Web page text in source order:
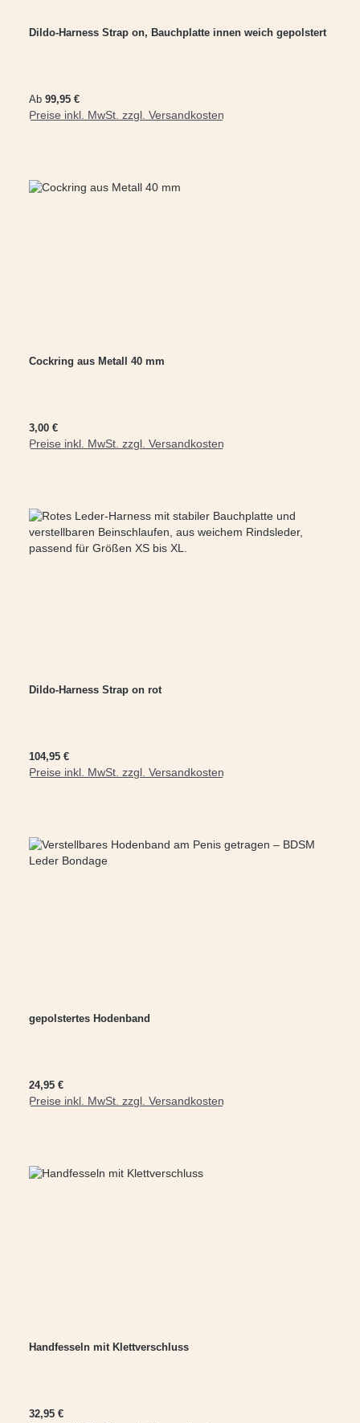
Dildo-Harness Strap on, Bauchplatte innen weich gepolstert
Regulärer Preis:
Ab 99,95 €
Preise inkl. MwSt. zzgl. Versandkosten
Cockring aus Metall 40 mm
Regulärer Preis:
3,00 €
Preise inkl. MwSt. zzgl. Versandkosten
In den Warenkorb
Dildo-Harness Strap on rot
Regulärer Preis:
104,95 €
Preise inkl. MwSt. zzgl. Versandkosten
In den Warenkorb
gepolstertes Hodenband
Regulärer Preis:
24,95 €
Preise inkl. MwSt. zzgl. Versandkosten
In den Warenkorb
Handfesseln mit Klettverschluss
Regulärer Preis:
32,95 €